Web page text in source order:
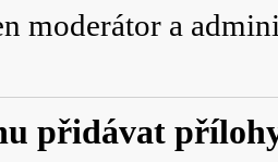
moderátor a
přidávat